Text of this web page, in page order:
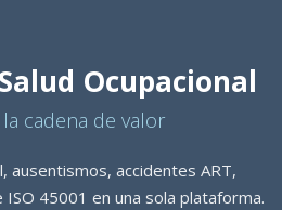
Ocupacional
cadena de valor
ausentismos, accidentes ART,
45001 en una sola plataforma.